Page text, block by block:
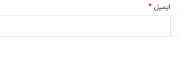
ایمیل*